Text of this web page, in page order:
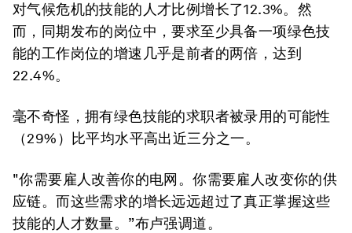
对气候危机的技能的人才比例增长了12.3%。然
而，同期发布的岗位中，要求至少具备一项绿色技
能的工作岗位的增速几乎是前者的两倍，达到
22.4%。
毫不奇怪，拥有绿色技能的求职者被录用的可能性
（29%）比平均水平高出近三分之一。
"你需要雇人改善你的电网。你需要雇人改变你的供
应链。而这些需求的增长远远超过了真正掌握这些
技能的人才数量。”布卢强调道。